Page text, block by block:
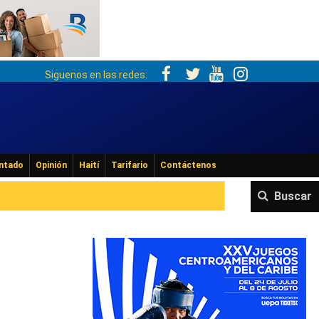
Siguenos en las redes:
Opinión Haití Tarifario Contáctenos
Buscar